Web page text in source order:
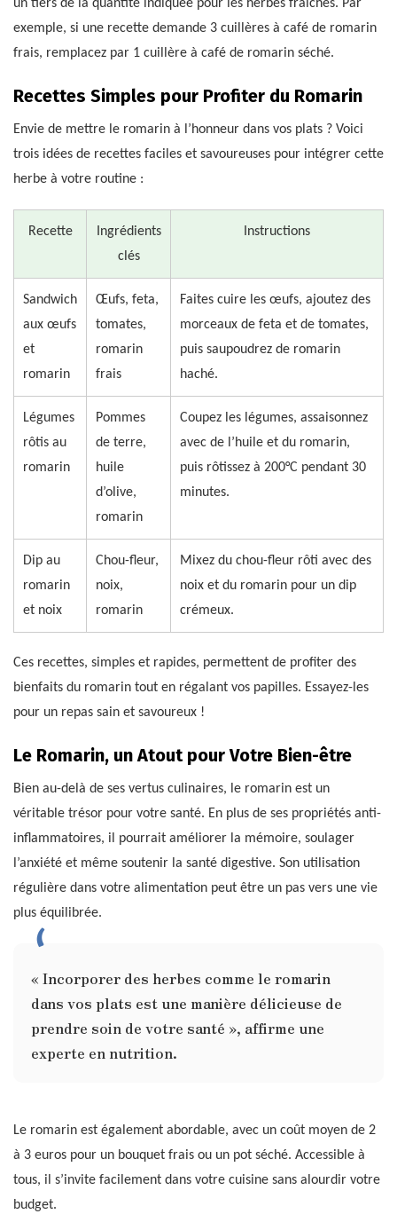
un tiers de la quantité indiquée pour les herbes fraîches. Par
exemple, si une recette demande 3 cuillères à café de romarin
frais, remplacez par 1 cuillère à café de romarin séché.
Recettes Simples pour Profiter du Romarin
Envie de mettre le romarin à l’honneur dans vos plats ? Voici
trois idées de recettes faciles et savoureuses pour intégrer cette
herbe à votre routine :
Recette
Ingrédients
clés
Instructions
Sandwich
aux œufs
et
romarin
Œufs, feta,
tomates,
romarin
frais
Faites cuire les œufs, ajoutez des
morceaux de feta et de tomates,
puis saupoudrez de romarin
haché.
Légumes
rôtis au
romarin
Pommes
de terre,
huile
d’olive,
romarin
Coupez les légumes, assaisonnez
avec de l’huile et du romarin,
puis rôtissez à 200°C pendant 30
minutes.
Dip au
romarin
et noix
Chou-fleur,
noix,
romarin
Mixez du chou-fleur rôti avec des
noix et du romarin pour un dip
crémeux.
Ces recettes, simples et rapides, permettent de profiter des
bienfaits du romarin tout en régalant vos papilles. Essayez-les
pour un repas sain et savoureux !
Le Romarin, un Atout pour Votre Bien-être
Bien au-delà de ses vertus culinaires, le romarin est un
véritable trésor pour votre santé. En plus de ses propriétés anti-
inflammatoires, il pourrait améliorer la mémoire, soulager
l’anxiété et même soutenir la santé digestive. Son utilisation
régulière dans votre alimentation peut être un pas vers une vie
plus équilibrée.
« Incorporer des herbes comme le romarin
dans vos plats est une manière délicieuse de
prendre soin de votre santé », affirme une
experte en nutrition.
Le romarin est également abordable, avec un coût moyen de 2
à 3 euros pour un bouquet frais ou un pot séché. Accessible à
tous, il s’invite facilement dans votre cuisine sans alourdir votre
budget.